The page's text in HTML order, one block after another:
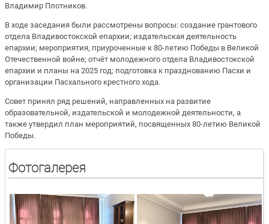
Владимир Плотников.
В ходе заседания были рассмотрены вопросы: создание грантового
отдела Владивостокской епархии; издательская деятельность
епархии; мероприятия, приуроченные к 80-летию Победы в Великой
Отечественной войне; отчёт молодежного отдела Владивостокской
епархии и планы на 2025 год; подготовка к празднованию Пасхи и
организации Пасхального крестного хода.
Совет принял ряд решений, направленных на развитие
образовательной, издательской и молодежной деятельности, а
также утвердил план мероприятий, посвященных 80-летию Великой
Победы.
Фотогалерея